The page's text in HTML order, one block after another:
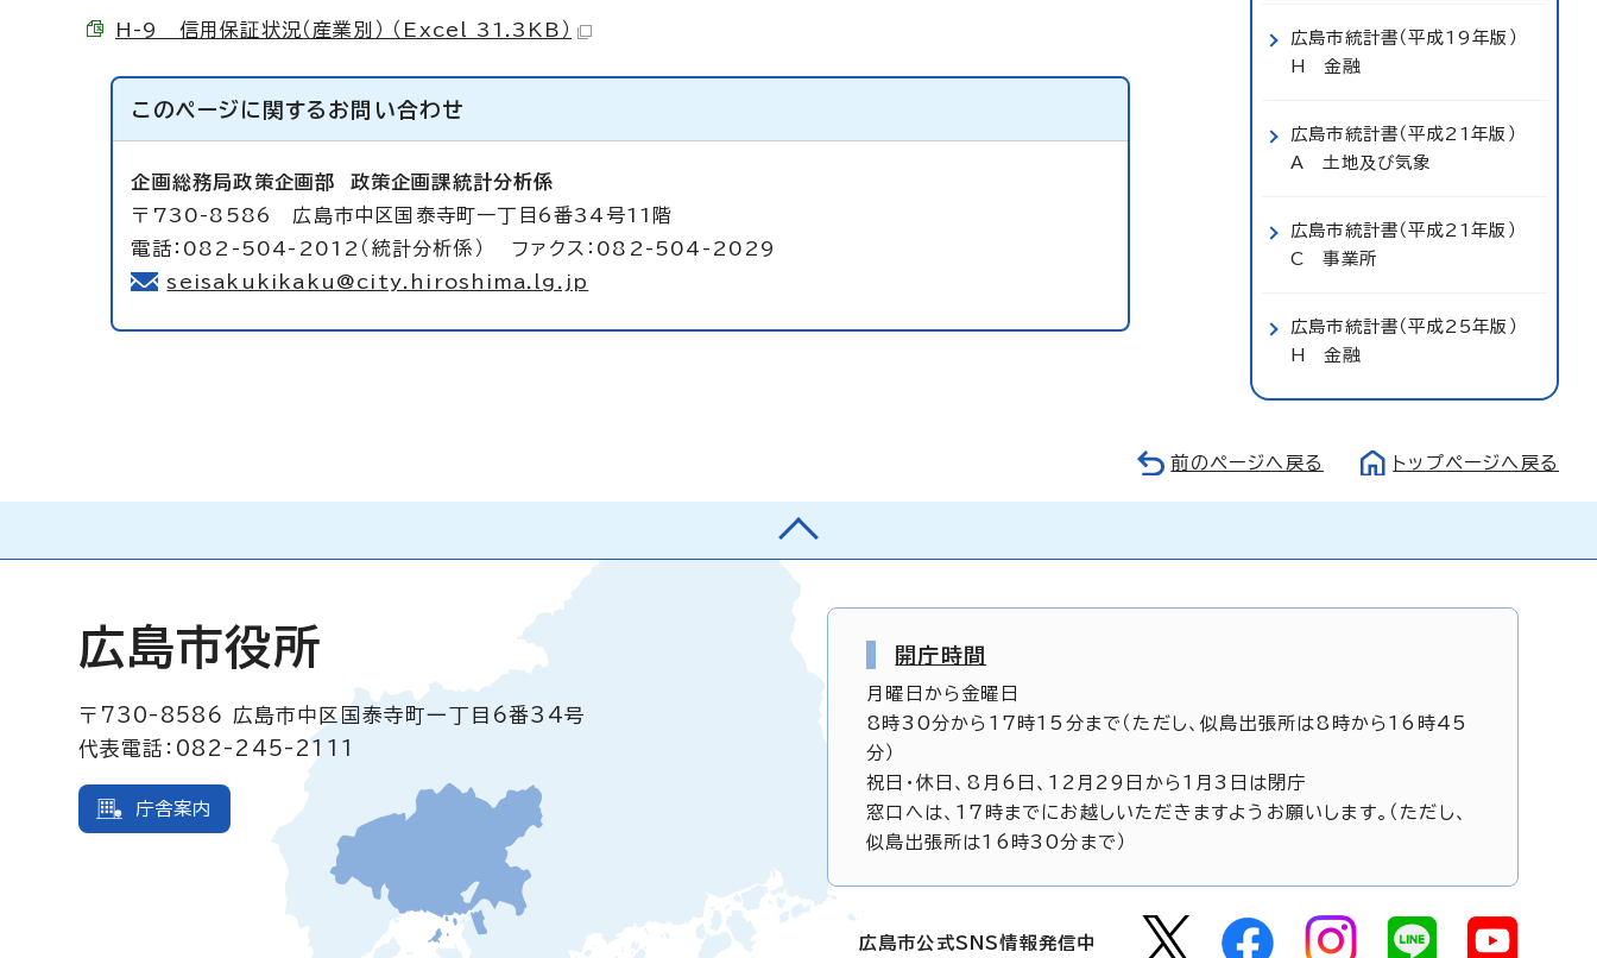
H-9 信用保証状況（産業別） （Excel 31.3KB）
このページに関する お問い合わせ
企画総務局政策企画部 政策企画課統計分析係
〒730-8586 広島市中区国泰寺町一丁目6番34号11階
電話：082-504-2012（統計分析係） ファクス：082-504-2029
seisakukikaku@city.hiroshima.lg.jp
広島市統計書（平成19年版）
H 金融
広島市統計書（平成21年版）
A 土地及び気象
広島市統計書（平成21年版）
C 事業所
広島市統計書（平成25年版）
H 金融
前のページへ戻る トップページへ戻る
広島市役所
〒730-8586
広島市中区国泰寺町一丁目6番34号
代表電話：082-245-2111
庁舎案内
開庁時間
月曜日から金曜日
8時30分から17時15分まで（ただし、似島出張所は8時から16時45
分）
祝日・休日、8月6日、12月29日から1月3日は閉庁
窓口へは、17時までにお越しいただきますようお願いします。（ただし、
似島出張所は16時30分まで）
広島市公式SNS情報発信中